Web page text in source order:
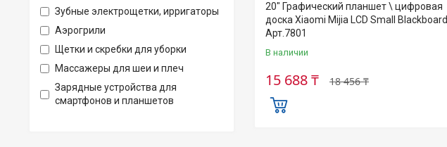
20" Графический планшет \ цифровая
доска Xiaomi Mijia LCD Small Blackboard
Арт.7801
В наличии
18 456 ₸
15 688 ₸
Зубные электрощетки, ирригаторы
Аэрогрили
Щетки и скребки для уборки
Массажеры для шеи и плеч
Зарядные устройства для
смартфонов и планшетов